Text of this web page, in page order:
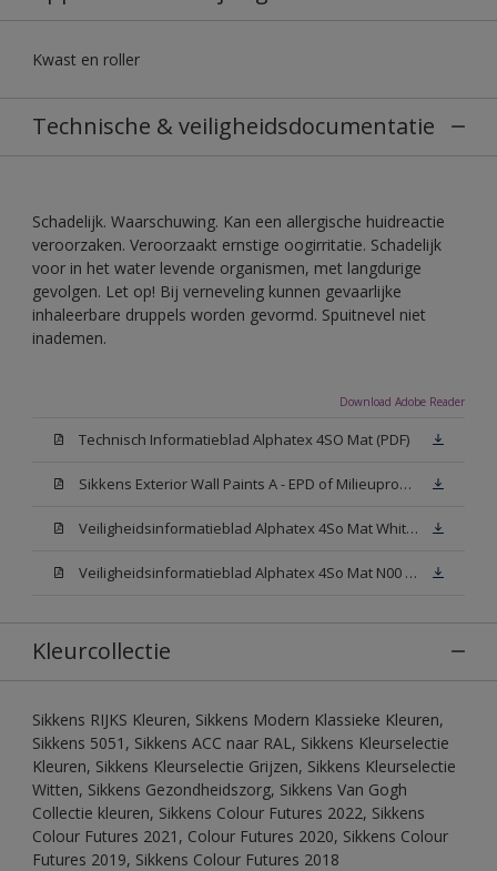
Kwast en roller
Technische & veiligheidsdocumentatie
Schadelijk. Waarschuwing. Kan een allergische huidreactie
veroorzaken. Veroorzaakt ernstige oogirritatie. Schadelijk
voor in het water levende organismen, met langdurige
gevolgen. Let op! Bij verneveling kunnen gevaarlijke
inhaleerbare druppels worden gevormd. Spuitnevel niet
inademen.
Download Adobe Reader
Technisch Informatieblad Alphatex 4SO Mat (PDF)
Sikkens Exterior Wall Paints A - EPD of Milieuproductverklaring
Veiligheidsinformatieblad Alphatex 4So Mat White W05 (MSDS)
Veiligheidsinformatieblad Alphatex 4So Mat N00 (MSDS)
Kleurcollectie
Sikkens RIJKS Kleuren, Sikkens Modern Klassieke Kleuren,
Sikkens 5051, Sikkens ACC naar RAL, Sikkens Kleurselectie
Kleuren, Sikkens Kleurselectie Grijzen, Sikkens Kleurselectie
Witten, Sikkens Gezondheidszorg, Sikkens Van Gogh
Collectie kleuren, Sikkens Colour Futures 2022, Sikkens
Colour Futures 2021, Colour Futures 2020, Sikkens Colour
Futures 2019, Sikkens Colour Futures 2018